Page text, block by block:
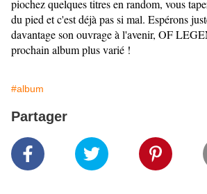
piochez quelques titres en random, vous
du pied et c'est déjà pas si mal. Espérons
davantage son ouvrage à l'avenir, OF
prochain album plus varié !
#album
Partager